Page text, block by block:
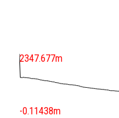
2347.677m
-0.11438m